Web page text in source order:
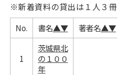
※新着資料の貸出は１人３
No. 書名▲▼ 著者名▲▼
1
茨城県北
の１００
年